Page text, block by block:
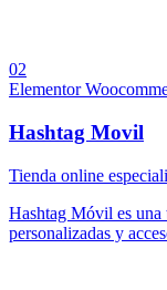
02
Elementor
Hashtag Movil
Tienda online
Hashtag Móvil es una
personalizadas y